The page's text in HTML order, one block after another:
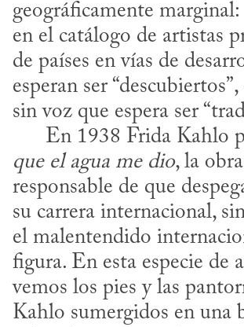
geográficamente marginal:
en el catálogo de artistas
de países en vías de
esperan ser
sin voz que espera ser
En 1938 Frida Kahlo
que el agua me dio, la
responsable de que
su carrera internacional,
el malentendido
figura. En esta especie de
vemos los pies y las
Kahlo sumergidos en una